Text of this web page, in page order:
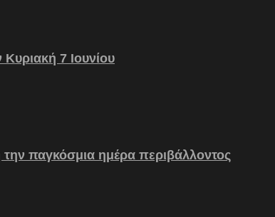
7 Ιουνίου
παγκόσμια ημέρα περιβάλλοντος